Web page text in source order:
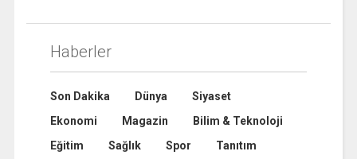
Haberler
Son Dakika Dünya
Siyaset
Ekonomi
Magazin
Bilim & Teknoloji
Eğitim
Sağlık Spor Tanıtım